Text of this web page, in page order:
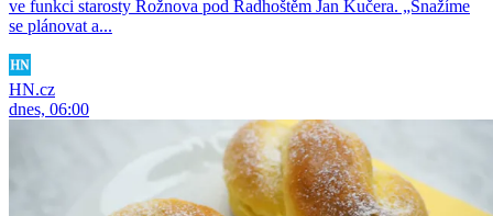
ve funkci starosty Rožnova pod Radhoštěm Jan Kučera. „Snažíme
se plánovat a...
HN.cz
dnes, 06:00